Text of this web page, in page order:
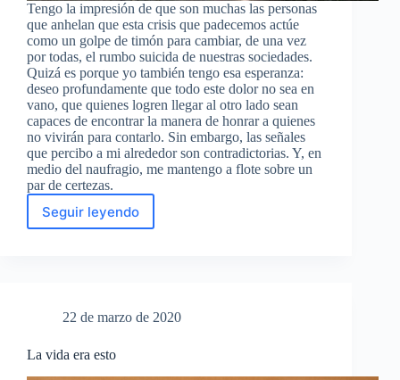
Tengo la impresión de que son muchas las personas
que anhelan que esta crisis que padecemos actúe
como un golpe de timón para cambiar, de una vez
por todas, el rumbo suicida de nuestras sociedades.
Quizá es porque yo también tengo esa esperanza:
deseo profundamente que todo este dolor no sea en
vano, que quienes logren llegar al otro lado sean
capaces de encontrar la manera de honrar a quienes
no vivirán para contarlo. Sin embargo, las señales
que percibo a mi alrededor son contradictorias. Y, en
medio del naufragio, me mantengo a flote sobre un
par de certezas.
Seguir leyendo
Las
22 de marzo de 2020
La vida era esto